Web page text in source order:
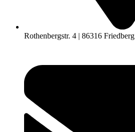
Rothenbergstr. 4 | 86316 Friedberg